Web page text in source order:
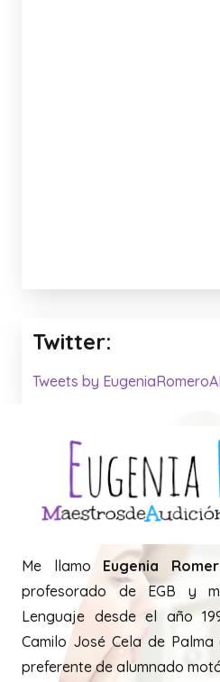
Twitter:
Tweets by
Me llamo Eugenia
profesorado de EGB y
Lenguaje desde el año
Camilo José Cela de
preferente de alumnado